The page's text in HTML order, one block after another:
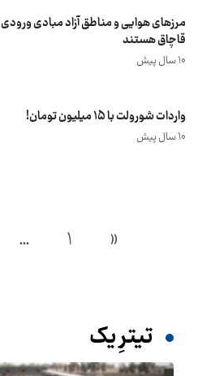
مرزهای هوایی و مناطق آزاد مبادی ورودی
قاچاق هستند
10 سال پیش
واردات شورولت با 15 میلیون تومان!
10 سال پیش
«
1
…
تیترِ یک